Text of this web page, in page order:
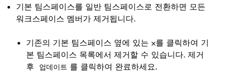
기본 팀스페이스를 일반 팀스페이스로 전환하면 모든
워크스페이스 멤버가 제거됩니다.
기존의 기본 팀스페이스 옆에 있는 ⨉를 클릭하여 기
본 팀스페이스 목록에서 제거할 수 있습니다. 제거
후
업데이트 를 클릭하여 완료하세요.